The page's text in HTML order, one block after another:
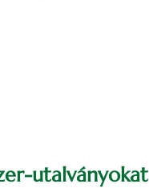
utalványokat